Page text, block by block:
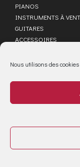
Nous utilisons des
PIANOS
INSTRUMENTS À VENT
GUITARES
ACCESSOIRES